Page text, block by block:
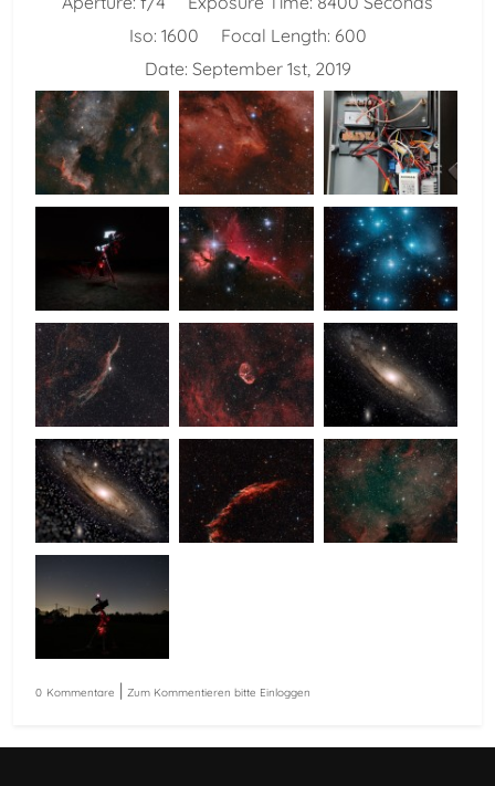
Iso: 1600 Focal Length: 600
Date: September 1st, 2019
0 Kommentare | Zum Kommentieren bitte Einloggen